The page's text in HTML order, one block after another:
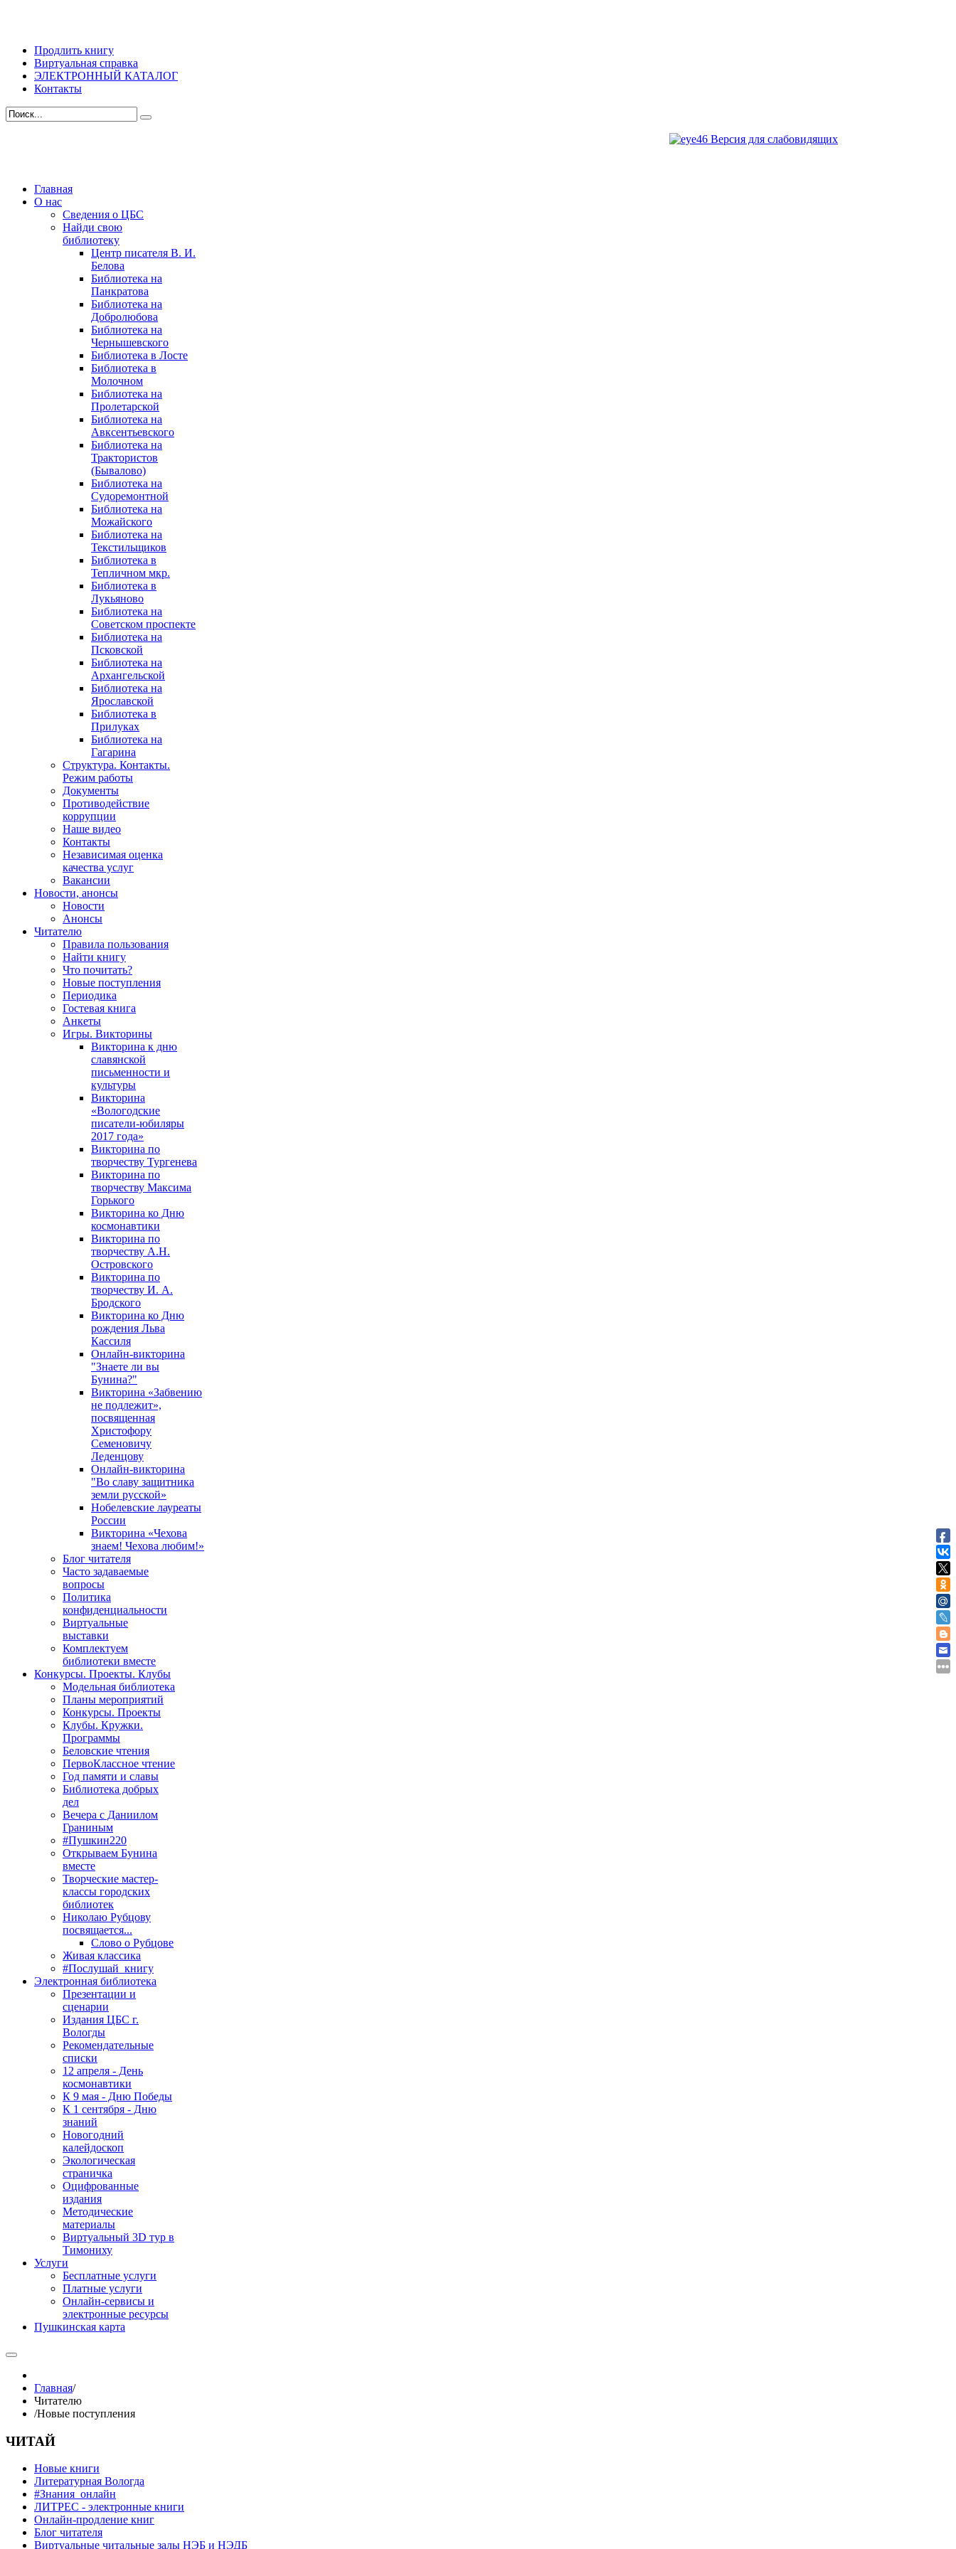
Продлить книгу
Виртуальная справка
ЭЛЕКТРОННЫЙ КАТАЛОГ
Контакты
Версия для слабовидящих
Главная
О нас
Сведения о ЦБС
Найди свою
библиотеку
Центр писателя В. И.
Белова
Библиотека на
Панкратова
Библиотека на
Добролюбова
Библиотека на
Чернышевского
Библиотека в Лосте
Библиотека в
Молочном
Библиотека на
Пролетарской
Библиотека на
Авксентьевского
Библиотека на
Трактористов
(Бывалово)
Библиотека на
Судоремонтной
Библиотека на
Можайского
Библиотека на
Текстильщиков
Библиотека в
Тепличном мкр.
Библиотека в
Лукьяново
Библиотека на
Советском проспекте
Библиотека на
Псковской
Библиотека на
Архангельской
Библиотека на
Ярославской
Библиотека в
Прилуках
Библиотека на
Гагарина
Структура. Контакты.
Режим работы
Документы
Противодействие
коррупции
Наше видео
Контакты
Независимая оценка
качества услуг
Вакансии
Новости, анонсы
Новости
Анонсы
Читателю
Правила пользования
Найти книгу
Что почитать?
Новые поступления
Периодика
Гостевая книга
Анкеты
Игры. Викторины
Викторина к дню
славянской
письменности и
культуры
Викторина
«Вологодские
писатели-юбиляры
2017 года»
Викторина по
творчеству Тургенева
Викторина по
творчеству Максима
Горького
Викторина ко Дню
космонавтики
Викторина по
творчеству А.Н.
Островского
Викторина по
творчеству И. А.
Бродского
Викторина ко Дню
рождения Льва
Кассиля
Онлайн-викторина
"Знаете ли вы
Бунина?"
Викторина «Забвению
не подлежит»,
посвященная
Христофору
Семеновичу
Леденцову
Онлайн-викторина
"Во славу защитника
земли русской»
Нобелевские лауреаты
России
Викторина «Чехова
знаем! Чехова любим!»
Блог читателя
Часто задаваемые
вопросы
Политика
конфиденциальности
Виртуальные
выставки
Комплектуем
библиотеки вместе
Конкурсы. Проекты. Клубы
Модельная библиотека
Планы мероприятий
Конкурсы. Проекты
Клубы. Кружки.
Программы
Беловские чтения
ПервоКлассное чтение
Год памяти и славы
Библиотека добрых
дел
Вечера с Даниилом
Граниным
#Пушкин220
Открываем Бунина
вместе
Творческие мастер-
классы городских
библиотек
Николаю Рубцову
посвящается...
Слово о Рубцове
Живая классика
#Послушай_книгу
Электронная библиотека
Презентации и
сценарии
Издания ЦБС г.
Вологды
Рекомендательные
списки
12 апреля - День
космонавтики
К 9 мая - Дню Победы
К 1 сентября - Дню
знаний
Новогодний
калейдоскоп
Экологическая
страничка
Оцифрованные
издания
Методические
материалы
Виртуальный 3D тур в
Тимониху
Услуги
Бесплатные услуги
Платные услуги
Онлайн-сервисы и
электронные ресурсы
Пушкинская карта
Главная/
Читателю
/Новые поступления
ЧИТАЙ
Новые книги
Литературная Вологда
#Знания_онлайн
ЛИТРЕС - электронные книги
Онлайн-продление книг
Блог читателя
Виртуальные читальные залы НЭБ и НЭДБ